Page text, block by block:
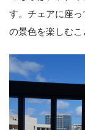
す。チェアに座
の景色を楽しむこ